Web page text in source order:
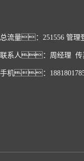
总流量：251556 管理
联系人：周经理 传
手机：